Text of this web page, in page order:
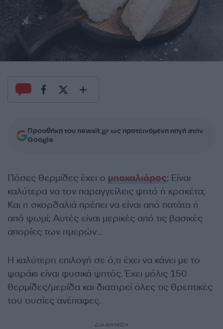
Προσθήκη του newsit.gr ως προτεινόμενη πηγή στην
Google
Πόσες θερμίδες έχει ο μπακαλιάρος; Είναι
καλύτερα να τον παραγγείλεις ψητό ή κροκέτα;
Και η σκορδαλιά πρέπει να είναι από πατάτα ή
από ψωμί; Αυτές είναι μερικές από τις βασικές
απορίες των ημερών…
Η καλύτερη επιλογή σε ό,τι έχει να κάνει με το
ψαράκι είναι φυσικά ψητός. Έχει μόλις 150
θερμίδες/μερίδα και διατηρεί όλες τις θρεπτικές
του ουσίες ανέπαφες.
ΔΙΑΦΗΜΙΣΗ